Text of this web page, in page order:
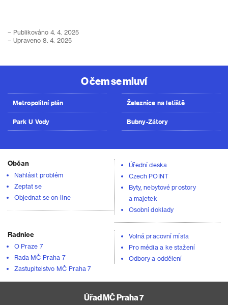
– Publikováno 4. 4. 2025
– Upraveno 8. 4. 2025
O čem se mluví
Metropolitní plán
Park U Vody
Železnice na letiště
Bubny-Zátory
Občan
Nahlásit problém
Zeptat se
Objednat se on-line
Úřední deska
Czech POINT
Byty, nebytové prostory
a majetek
Osobní doklady
Radnice
O Praze 7
Rada MČ Praha 7
Zastupitelstvo MČ Praha 7
Volná pracovní místa
Pro média a ke stažení
Odbory a oddělení
Úřad MČ Praha 7